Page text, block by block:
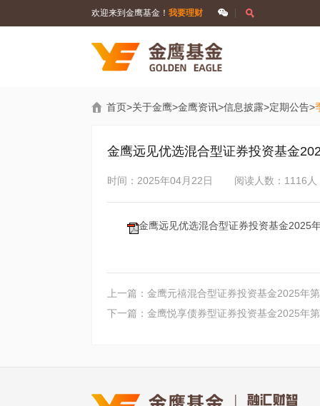
欢迎来到金鹰基金！ 我要理财
首页>关于金鹰>金鹰资讯>信息披露>定期公告>
金鹰远见优选混合型证券投资基金
时间：2025年04月22日 阅读人数：1116人
金鹰远见优选混合型证券投资基金2025
上一篇：金鹰元禧混合型证券投资基金2025年
下一篇：金鹰悦享债券型证券投资基金2025年